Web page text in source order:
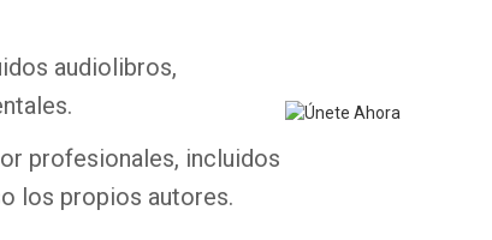
audiolibros,
profesionales, incluidos
los propios autores.
Whatsapp Facebook